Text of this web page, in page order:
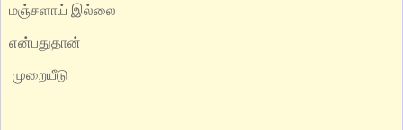
மஞ்சளாய் இல்லை
என்பதுதான்
முறையீடு